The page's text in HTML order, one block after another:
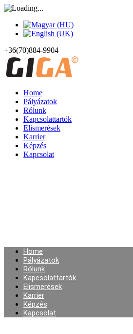
+36(70)884-9904
Home
Pályázatok
Rólunk
Kapcsolattartók
Elismerések
Karrier
Képzés
Kapcsolat
Home
Pályázatok
Rólunk
Kapcsolattartók
Elismerések
Karrier
Képzés
Kapcsolat